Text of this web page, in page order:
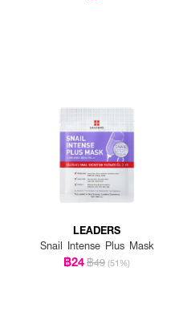
LEADERS
Snail Intense Plus Mask
฿24฿49 (51%)